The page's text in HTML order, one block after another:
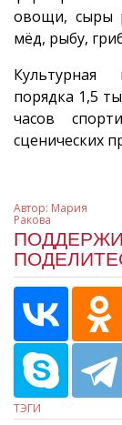
овощи, сыры
мёд, рыбу,
Культурная
порядка 1,5
часов
сценических
Автор: Мария
Ракова
ТЭГИ